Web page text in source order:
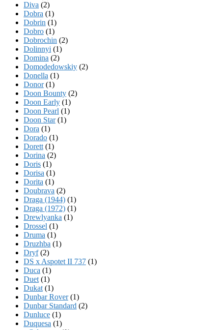
Diva (2)
Dobra (1)
Dobrin (1)
Dobro (1)
Dobrochin (2)
Dolinnyi (1)
Domina (2)
Domodedowskiy (2)
Donella (1)
Donor(1)
Doon Bounty (2)
Doon Early (1)
Doon Pearl (1)
Doon Star(1)
Dora (1)
Dorado (1)
Dorett (1)
Dorina (2)
Doris (1)
Dorisa (1)
Dorita (1)
Doubrava (2)
Draga (1944) (1)
Draga (1972) (1)
Drewlyanka (1)
Drossel (1)
Druma (1)
Druzhba (1)
Dryf(2)
DS x Aspotet II 737 (1)
Duca (1)
Duet (1)
Dukat (1)
Dunbar Rover(1)
Dunbar Standard (2)
Dunluce (1)
Duquesa (1)